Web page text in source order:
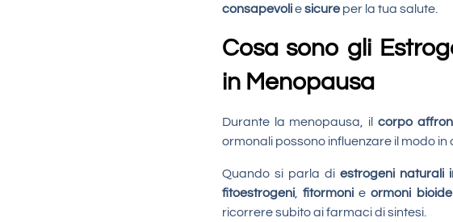
consapevoliesicureper la tua salute.
Cosa sono gli
in Menopausa
Durante la menopausa, il corpo
ormonali possono influenzare il modo in
Quando si parla diestrogeni naturali
fitoestrogeni ,fitormoni eormoni
ricorrere subito ai farmaci di sintesi.